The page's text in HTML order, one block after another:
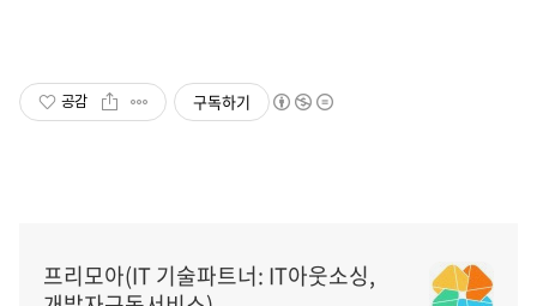
공감 구독하기
프리모아(IT 기술파트너: IT아웃소싱,